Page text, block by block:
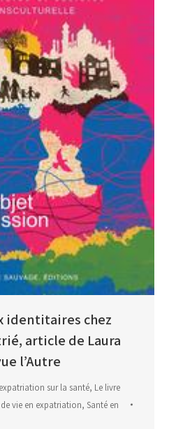
identitaires chez
article de Laura
l’Autre
sur la santé, Le livre
vie en expatriation, Santé en